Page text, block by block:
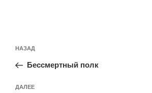
по
записям
Предыдущая
запись:
НАЗАД
Бессмертный полк
Следующая
ДАЛЕЕ